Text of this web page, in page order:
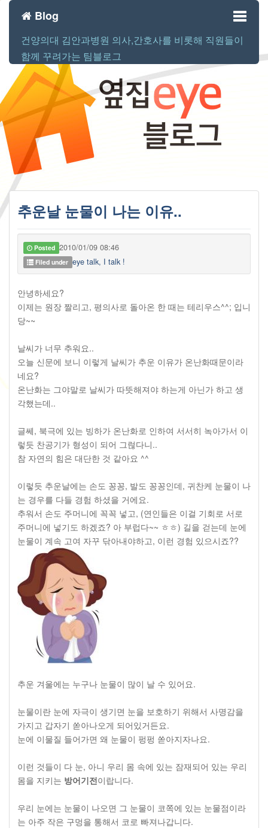
Toggle
Blog
건양의대 김안과병원 의사,간호사를 비롯해 직원들이
함께 꾸려가는 팀블로그
추운날 눈물이 나는 이유..
Posted 2010/01/09 08:46
Filed under eye talk, I talk !
안녕하세요?
이제는 원장 짤리고, 평의사로 돌아온 한 때는 테리우스^^; 입니
당~~
날씨가 너무 추워요..
오늘 신문에 보니 이렇게 날씨가 추운 이유가 온난화때문이라
네요?
온난화는 그야말로 날씨가 따뜻해져야 하는게 아닌가 하고 생
각했는데..
글쎄, 북극에 있는 빙하가 온난화로 인하여 서서히 녹아가서 이
렇듯 찬공기가 형성이 되어 그럲다니..
참 자연의 힘은 대단한 것 같아요 ^^
이렇듯 추운날에는 손도 꽁꽁, 발도 꽁꽁인데, 귀찬케 눈물이 나
는 경우를 다들 경험 하셨을 거에요.
추워서 손도 주머니에 꼭꼭 넣고, (연인들은 이걸 기회로 서로
주머니에 넣기도 하겠죠? 아 부럽다~~ ㅎㅎ) 길을 걷는데 눈에
눈물이 계속 고여 자꾸 닦아내야하고, 이런 경험 있으시죠??
추운 겨울에는 누구나 눈물이 많이 날 수 있어요.
눈물이란 눈에 자극이 생기면 눈을 보호하기 위해서 사명감을
가지고 갑자기 쏟아나오게 되어있거든요.
눈에 이물질 들어가면 왜 눈물이 펑펑 쏟아지자나요.
이런 것들이 다 눈, 아니 우리 몸 속에 있는 잠재되어 있는 우리
몸을 지키는 방어기전이랍니다.
우리 눈에는 눈물이 나오면 그 눈물이 코쪽에 있는 눈물점이라
는 아주 작은 구멍을 통해서 코로 빠져나갑니다.